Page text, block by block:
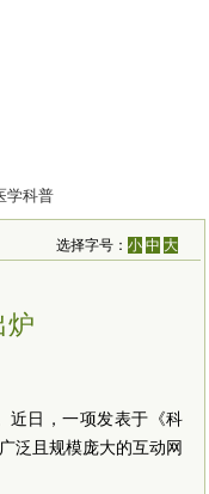
学科普
选择字号：小 中 大
炉
近日，一项发表于《科
泛且规模庞大的互动网